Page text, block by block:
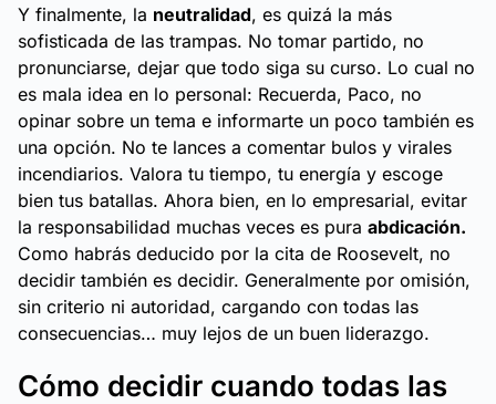
Y finalmente, la neutralidad, es quizá la más
sofisticada de las trampas. No tomar partido, no
pronunciarse, dejar que todo siga su curso. Lo cual no
es mala idea en lo personal: Recuerda, Paco, no
opinar sobre un tema e informarte un poco también es
una opción. No te lances a comentar bulos y virales
incendiarios. Valora tu tiempo, tu energía y escoge
bien tus batallas. Ahora bien, en lo empresarial, evitar
la responsabilidad muchas veces es pura abdicación.
Como habrás deducido por la cita de Roosevelt, no
decidir también es decidir. Generalmente por omisión,
sin criterio ni autoridad, cargando con todas las
consecuencias… muy lejos de un buen liderazgo.
Cómo decidir cuando todas las